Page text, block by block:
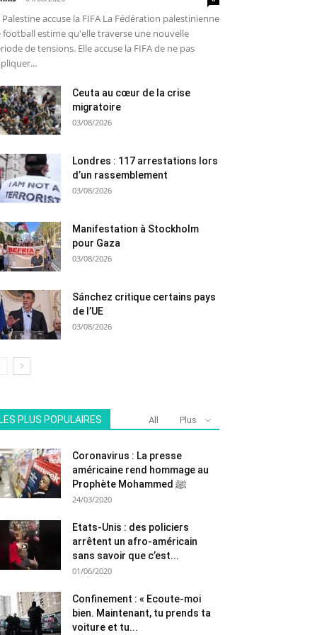
Palestine accuse la FIFA La Fédération palestinienne
football estime qu'elle traverse une nouvelle
de tensions. Elle accuse la FIFA de ne pas
Ceuta au cœur de la crise
migratoire
03/08/2026
Londres : 117 arrestations lors
d’un rassemblement
03/08/2026
Manifestation à Stockholm
pour Gaza
03/08/2026
Sánchez critique certains pays
de l’UE
03/08/2026
LES PLUS POPULAIRES All Plus
Coronavirus : La presse
américaine rend hommage au
Prophète Mohammed ﷺ
24/03/2020
Etats-Unis : des policiers
arrêtent un afro-américain
sans savoir que c’est...
01/06/2020
Confinement : « Ecoute-moi
bien. Maintenant, tu prends ta
voiture et tu...